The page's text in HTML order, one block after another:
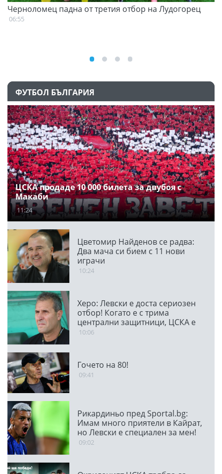
Черноломец падна от третия отбор на Лудогорец
06:55
ФУТБОЛ БЪЛГАРИЯ
ЦСКА продаде 10 000 билета за двубоя с
Макаби
11:24
Цветомир Найденов се радва:
Два мача си бием с 11 нови
играчи
10:24
Херо: Левски е доста сериозен
отбор! Когато е с трима
централни защитници, ЦСКА е
много стабилен
10:06
Гочето на 80!
09:41
Рикардиньо пред Sportal.bg:
Имам много приятели в Кайрат,
но Левски е специален за мен!
09:02